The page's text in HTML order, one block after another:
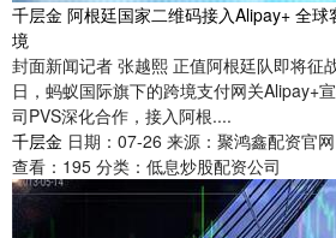
千层金 阿根廷国家二维码接入Alipay+ 全
境
封面新闻记者 张越熙 正值阿根廷队即将征
日，蚂蚁国际旗下的跨境支付网关Alipay+
司PVS深化合作，接入阿根....
千层金 日期：07-26 来源：聚鸿鑫配资官网
查看： 195 分类： 低息炒股配资公司